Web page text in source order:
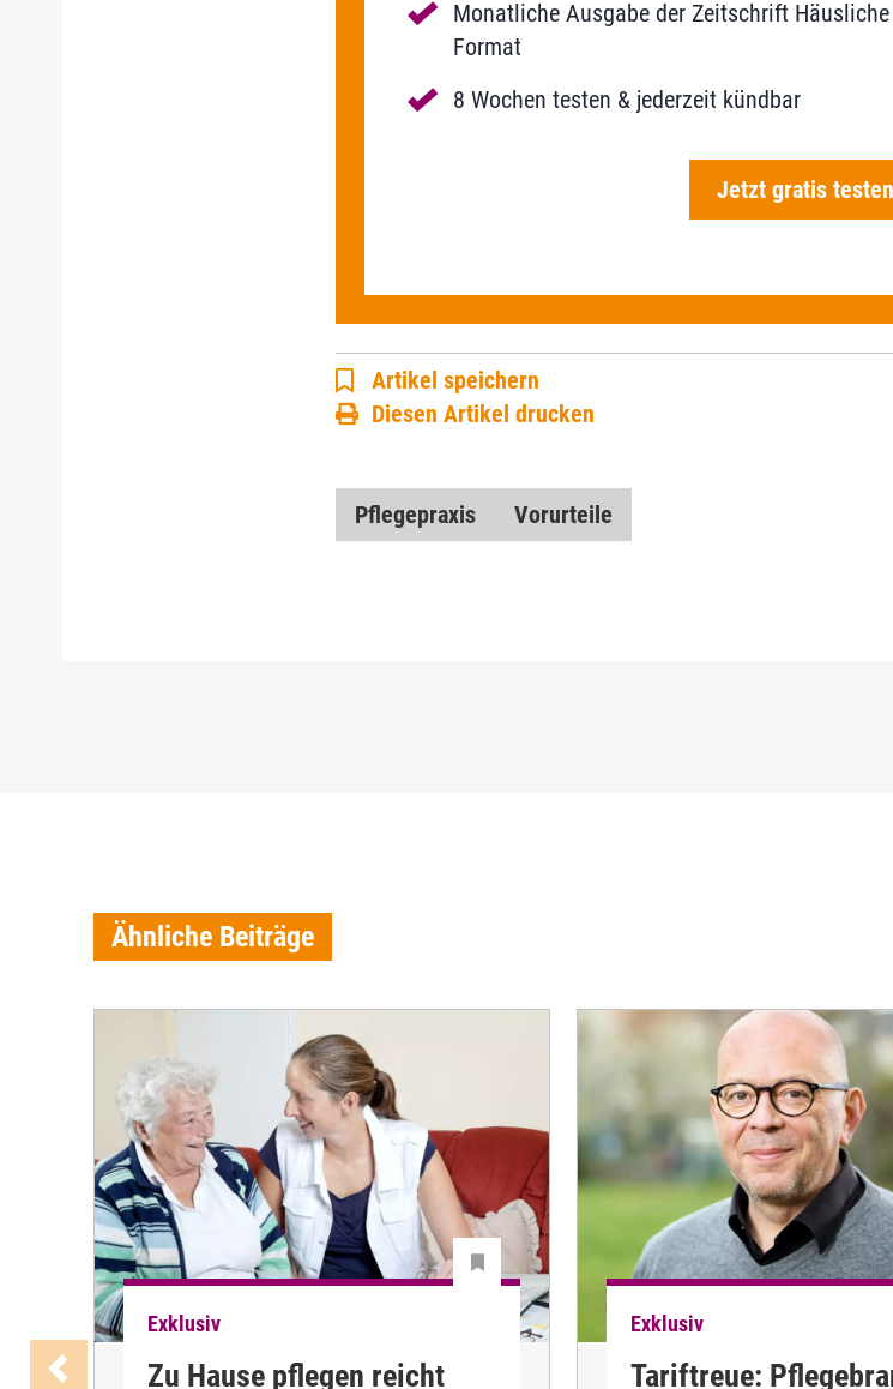
Monatliche Ausgabe der Zeitschrift
Format
8 Wochen testen & jederzeit kündbar
Jetzt gratis testen
Artikel speichern
Diesen Artikel drucken
Pflegepraxis Vorurteile
Ähnliche Beiträge
Exklusiv
Zu Hause pflegen reicht
Exklusiv
Tariftreue: